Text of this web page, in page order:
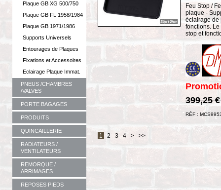
Plaque GB XG 500/750
Plaque GB FL 1958/1984
Plaque GB 1971/1986
Supports Universels
Entourages de Plaques
Fixations et Accessoires
Eclairage Plaque Immat.
PNEUS /CHAMBRES
/VALVES
PORTE BAGAGES
PRODUITS
QUINCAILLERIE
RADIATEURS /
VENTILATEURS
REMORQUE /
ARRIMAGES
REPOSES PIEDS
Feu Stop /
plaque -
éclairage de
fonctions. Le
stop et
399,25
RÉF :
1 2 3 4 > >>